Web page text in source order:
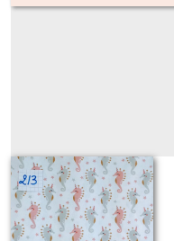
213
Sur demande